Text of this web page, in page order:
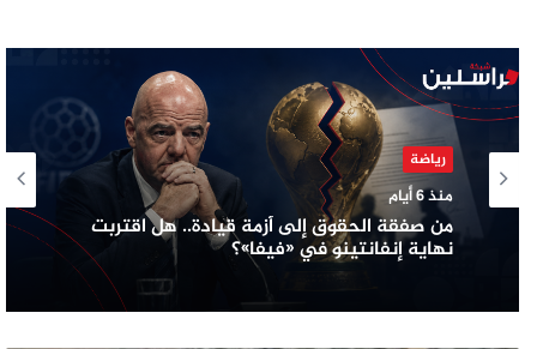
رياضة
منذ 6 أيام
من صفقة الحقوق إلى أزمة قيادة.. هل اقتربت
نهاية إنفانتينو في «فيفا»؟